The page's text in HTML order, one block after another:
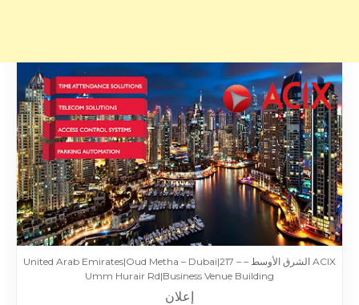
ACIX الشرق الأوسط – United Arab Emirates|Oud Metha – Dubai|217 –
Umm Hurair Rd|Business Venue Building
إعلان